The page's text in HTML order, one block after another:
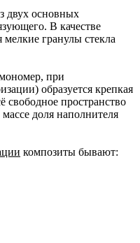
двух основных
В качестве
гранулы стекла
при
образуется крепкая
свободное пространство
доля наполнителя
композиты бывают: